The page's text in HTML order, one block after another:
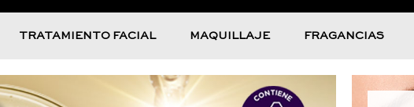
TRATAMIENTO FACIAL MAQUILLAJE FRAGANCIAS